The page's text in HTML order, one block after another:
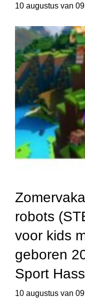
10 augustus van
robots
voor kids
geboren
Sport
10 augustus van